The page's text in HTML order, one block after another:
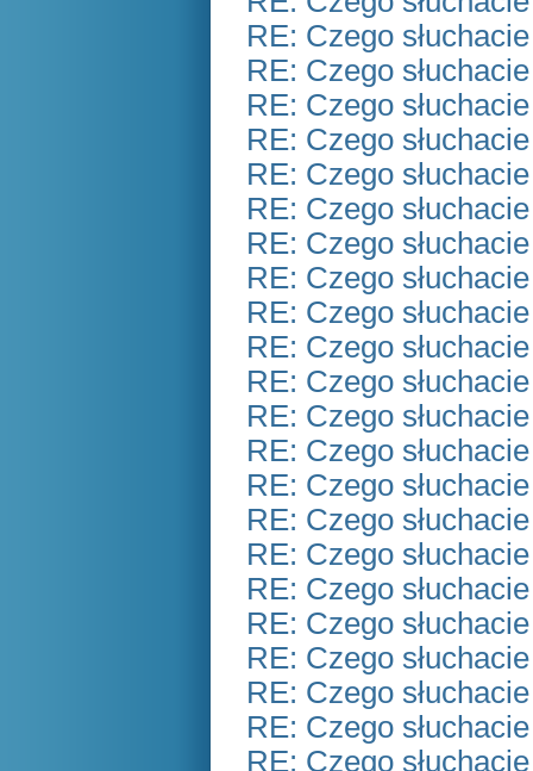
RE: Czego
RE: Czego
RE: Czego
RE: Czego
RE: Czego
RE: Czego
RE: Czego
RE: Czego
RE: Czego
RE: Czego
RE: Czego
RE: Czego
RE: Czego
RE: Czego
RE: Czego
RE: Czego
RE: Czego
RE: Czego
RE: Czego
RE: Czego
RE: Czego
RE: Czego